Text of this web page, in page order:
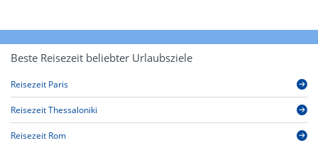
Beste Reisezeit beliebter Urlaubsziele
Reisezeit Paris
Reisezeit Thessaloniki
Reisezeit Rom